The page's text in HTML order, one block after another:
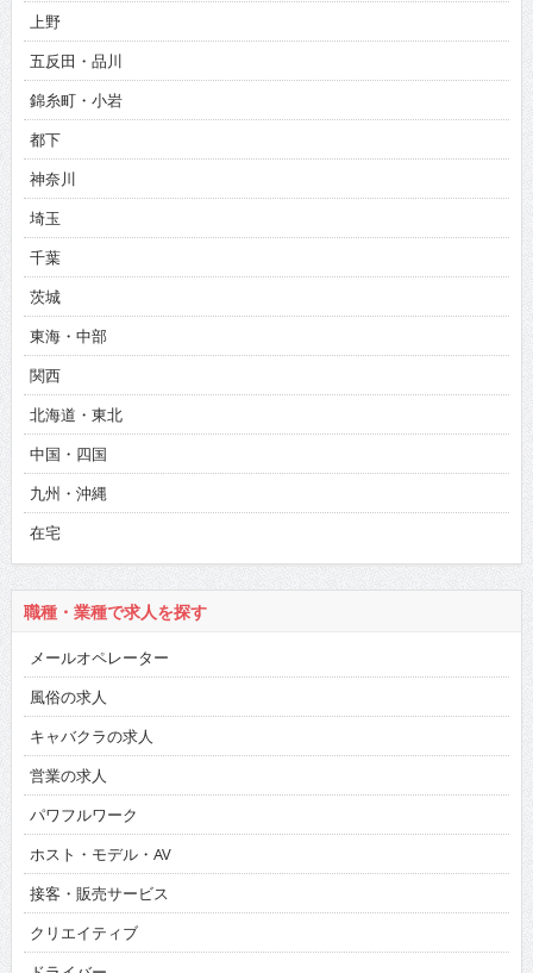
上野
五反田・品川
錦糸町・小岩
都下
神奈川
埼玉
千葉
茨城
東海・中部
関西
北海道・東北
中国・四国
九州・沖縄
在宅
職種・業種で求人を探す
メールオペレーター
風俗の求人
キャバクラの求人
営業の求人
パワフルワーク
ホスト・モデル・AV
接客・販売サービス
クリエイティブ